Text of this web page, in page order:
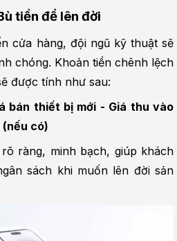
tiền để lên đời
cửa hàng, đội ngũ kỹ thuật sẽ
chóng. Khoản tiền chênh lệch
được tính như sau:
bán thiết bị mới - Giá thu vào
có)
ràng, minh bạch, giúp khách
sách khi muốn lên đời sản